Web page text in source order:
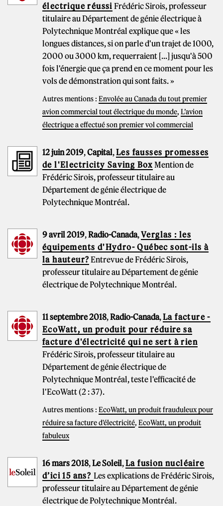
électrique réussi Frédéric Sirois, professeur
titulaire au Département de génie électrique à
Polytechnique Montréal explique que « les
longues distances, si on parle d'un trajet de 1000,
2000 ou 3000 km, requerraient [...] jusqu'à 500
fois l'énergie que ça prend en ce moment pour les
vols de démonstration qui sont faits. »
Autres mentions : Envolée au Canada du tout premier
avion commercial tout électrique du monde, L’avion
électrique a effectué son premier vol commercial
12 juin 2019,Capital,Les fausses promesses
de l'Electricity Saving Box Mention de
Frédéric Sirois, professeur titulaire au
Département de génie électrique de
Polytechnique Montréal.
9 avril 2019,Radio-Canada,Verglas : les
équipements d'Hydro- Québec sont-ils à
la hauteur? Entrevue de Frédéric Sirois,
professeur titulaire au Département de génie
électrique de Polytechnique Montréal.
11 septembre 2018,Radio-Canada,La facture -
EcoWatt, un produit pour réduire sa
facture d'électricité qui ne sert à rien
Frédéric Sirois, professeur titulaire au
Département de génie électrique de
Polytechnique Montréal, teste l'efficacité de
l'EcoWatt (2 : 37).
Autres mentions : EcoWatt, un produit frauduleux pour
réduire sa facture d'électricité, EcoWatt, un produit
fabuleux
16 mars 2018,Le Soleil,La fusion nucléaire
d’ici 15 ans? Les explications de Frédéric Sirois,
professeur titulaire au Département de génie
électrique de Polytechnique Montréal.